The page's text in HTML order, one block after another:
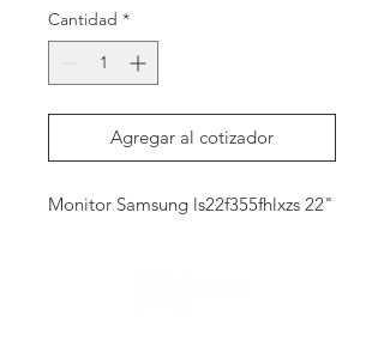
Cantidad *
Agregar al cotizador
Monitor Samsung ls22f355fhlxzs 22"